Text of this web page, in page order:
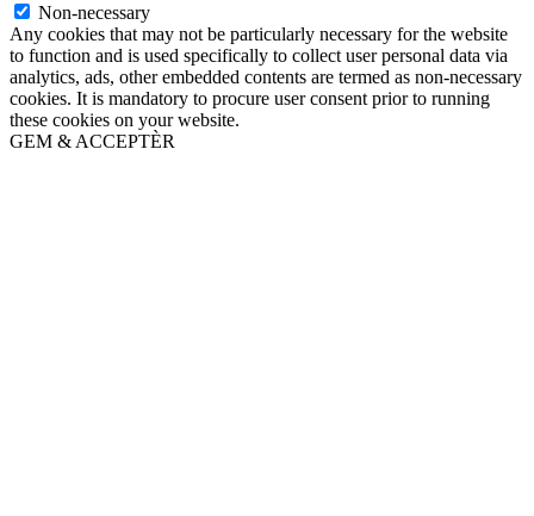
Non-necessary
Any cookies that may not be particularly necessary for the website
to function and is used specifically to collect user personal data via
analytics, ads, other embedded contents are termed as non-necessary
cookies. It is mandatory to procure user consent prior to running
these cookies on your website.
GEM & ACCEPTÈR